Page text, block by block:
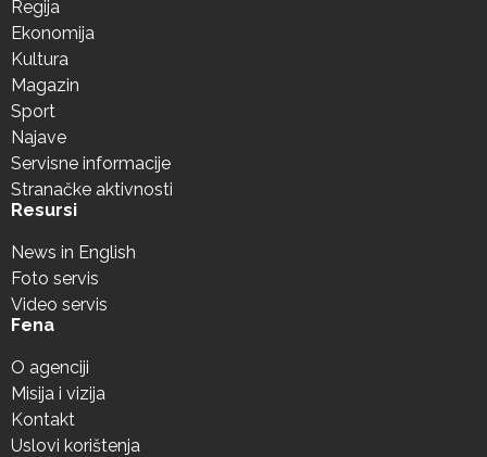
Regija
Ekonomija
Kultura
Magazin
Sport
Najave
Servisne informacije
Stranačke aktivnosti
Resursi
News in English
Foto servis
Video servis
Fena
O agenciji
Misija i vizija
Kontakt
Uslovi korištenja